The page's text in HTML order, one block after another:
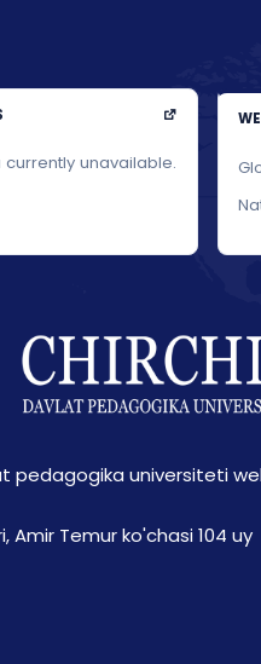
currently unavailable.
pedagogika universiteti
Amir Temur ko'chasi 104 uy